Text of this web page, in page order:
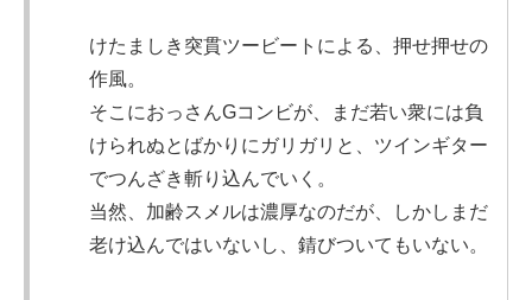
けたましき突貫ツービートによる、押せ押せの
作風。
そこにおっさんGコンビが、まだ若い衆には負
けられぬとばかりにガリガリと、ツインギター
でつんざき斬り込んでいく。
当然、加齢スメルは濃厚なのだが、しかしまだ
老け込んではいないし、錆びついてもいない。